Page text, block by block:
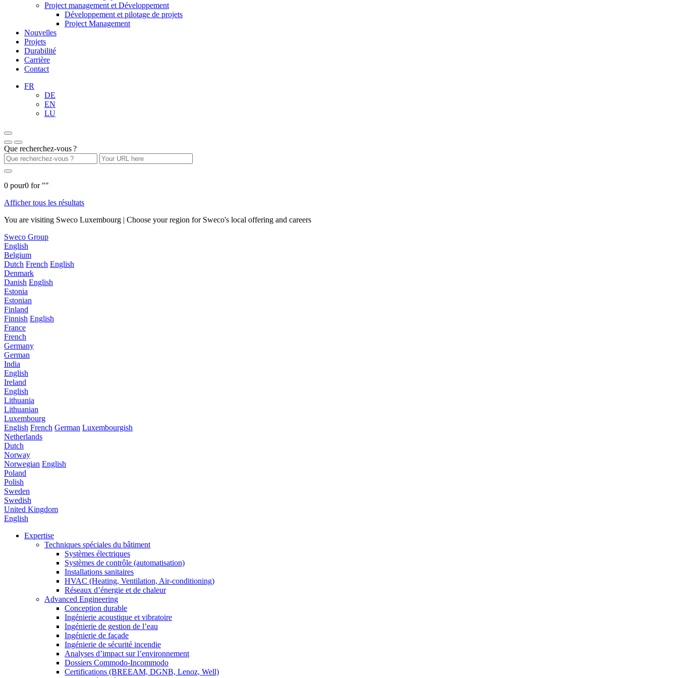
Project management et Développement
Développement et pilotage de projets
Project Management
Nouvelles
Projets
Durabilité
Carrière
Contact
FR
DE
EN
LU
Que recherchez-vous ?
0 pour0 for ""
Afficher tous les résultats
You are visiting Sweco Luxembourg | Choose your region for Sweco's local offering and careers
Sweco Group
English
Belgium
Dutch French English
Denmark
Danish English
Estonia
Estonian
Finland
Finnish English
France
French
Germany
German
India
English
Ireland
English
Lithuania
Lithuanian
Luxembourg
English French German Luxembourgish
Netherlands
Dutch
Norway
Norwegian English
Poland
Polish
Sweden
Swedish
United Kingdom
English
Expertise
Techniques spéciales du bâtiment
Systèmes électriques
Systèmes de contrôle (automatisation)
Installations sanitaires
HVAC (Heating, Ventilation, Air-conditioning)
Réseaux d’énergie et de chaleur
Advanced Engineering
Conception durable
Ingénierie acoustique et vibratoire
Ingénierie de gestion de l’eau
Ingénierie de façade
Ingénierie de sécurité incendie
Analyses d’impact sur l’environnement
Dossiers Commodo-Incommodo
Certifications (BREEAM, DGNB, Lenoz, Well)